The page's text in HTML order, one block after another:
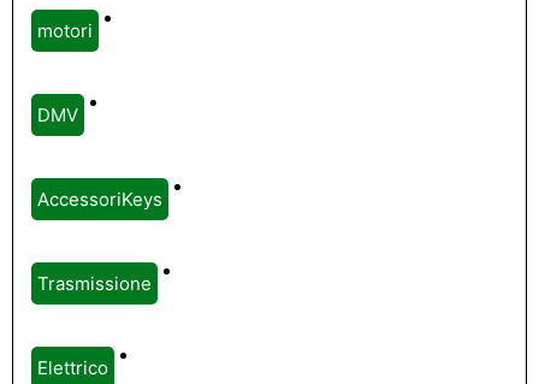
motori
DMV
AccessoriKeys
Trasmissione
Elettrico